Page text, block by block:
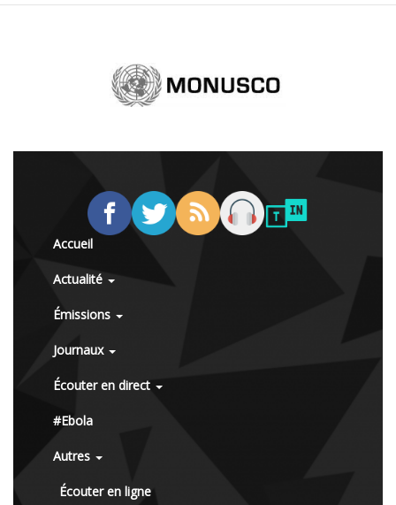
Accueil
Actualité
Émissions
Journaux
Écouter en direct
#Ebola
Autres
Écouter en ligne